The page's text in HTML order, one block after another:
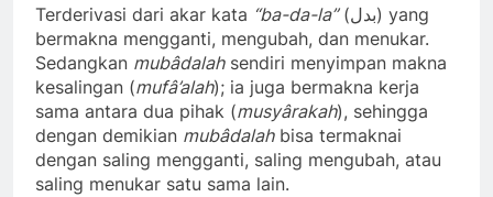
Terderivasi dari akar kata “ba-da-la”(بدل) yang
bermakna mengganti, mengubah, dan menukar.
Sedangkan mubâdalahsendiri menyimpan makna
kesalingan (mufâ’alah); ia juga bermakna kerja
sama antara dua pihak (musyârakah), sehingga
dengan demikian mubâdalahbisa termaknai
dengan saling mengganti, saling mengubah, atau
saling menukar satu sama lain.